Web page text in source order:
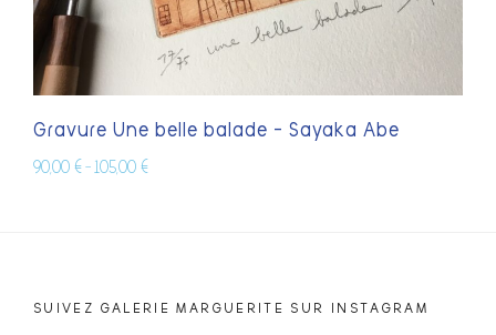
Gravure Une belle balade – Sayaka Abe
90,00 € – 105,00 €
SUIVEZ GALERIE MARGUERITE SUR INSTAGRAM